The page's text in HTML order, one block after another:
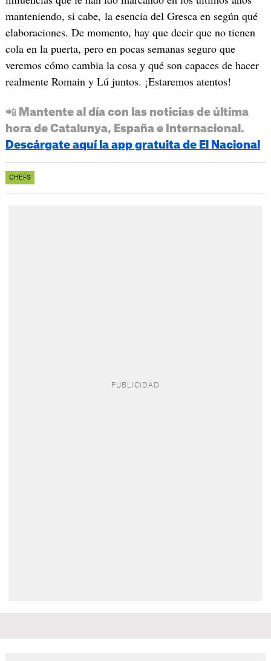
manteniendo, si cabe, la esencia del Gresca en según qué
elaboraciones. De momento, hay que decir que no tienen
cola en la puerta, pero en pocas semanas seguro que
veremos cómo cambia la cosa y qué son capaces de hacer
realmente Romain y Lú juntos. ¡Estaremos atentos!
📲 Mantente al día con las noticias de última
hora de Catalunya, España e Internacional.
Descárgate aquí la app gratuita de El Nacional
CHEFS